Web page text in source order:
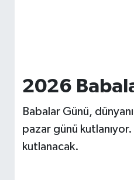
2026
Babalar Günü,
pazar günü
kutlanacak.